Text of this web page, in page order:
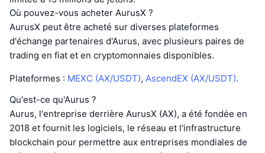
Où pouvez-vous acheter AurusX ?
AurusX peut être acheté sur diverses plateformes
d'échange partenaires d'Aurus, avec plusieurs paires de
trading en fiat et en cryptomonnaies disponibles.
Plateformes : MEXC (AX/USDT), AscendEX (AX/USDT).
Qu'est-ce qu'Aurus ?
Aurus, l'entreprise derrière AurusX (AX), a été fondée en
2018 et fournit les logiciels, le réseau et l'infrastructure
blockchain pour permettre aux entreprises mondiales de